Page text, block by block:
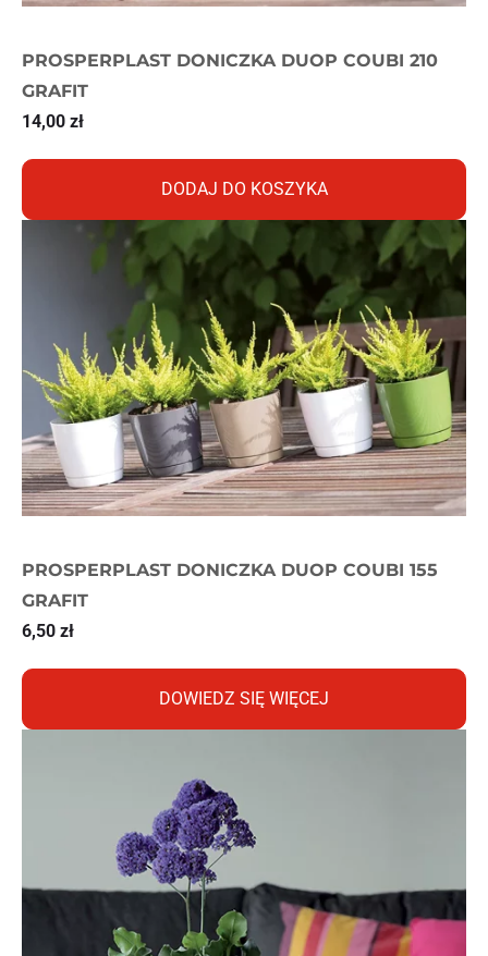
PROSPERPLAST DONICZKA DUOP COUBI 210
GRAFIT
14,00 zł
DODAJ DO KOSZYKA
PROSPERPLAST DONICZKA DUOP COUBI 155
GRAFIT
6,50 zł
DOWIEDZ SIĘ WIĘCEJ